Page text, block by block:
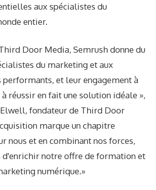
aux spécialistes du
entier.
Door Media, Semrush donne du
du marketing et aux
et leur engagement à
réussir en fait une solution idéale »,
fondateur de Third Door
marque un chapitre
nous et en combinant nos forces,
d'enrichir notre offre de formation et
numérique.»